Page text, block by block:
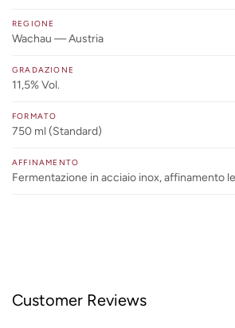
REGIONE
Wachau — Austria
GRADAZIONE
11,5% Vol.
FORMATO
750 ml (Standard)
AFFINAMENTO
Fermentazione in acciaio inox, affinamento
Customer Reviews